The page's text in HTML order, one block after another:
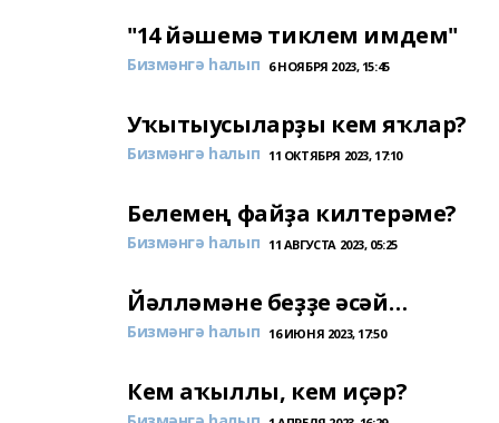
"14 йәшемә тиклем имдем"
Бизмәнгә һалып 6 НОЯБРЯ 2023, 15:45
Уҡытыусыларҙы кем яҡлар?
Бизмәнгә һалып 11 ОКТЯБРЯ 2023, 17:10
Белемең файҙа килтерәме?
Бизмәнгә һалып 11 АВГУСТА 2023, 05:25
Йәлләмәне беҙҙе әсәй…
Бизмәнгә һалып 16 ИЮНЯ 2023, 17:50
Кем аҡыллы, кем иҫәр?